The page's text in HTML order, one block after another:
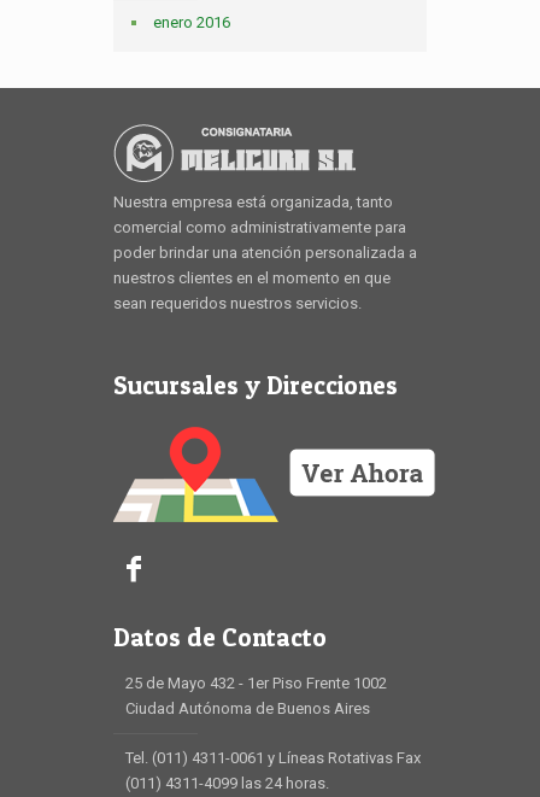
enero 2016
Nuestra empresa está organizada, tanto
comercial como administrativamente para
poder brindar una atención personalizada a
nuestros clientes en el momento en que
sean requeridos nuestros servicios.
Sucursales y Direcciones
Datos de Contacto
25 de Mayo 432 - 1er Piso Frente 1002
Ciudad Autónoma de Buenos Aires
Tel. (011) 4311-0061 y Líneas Rotativas Fax
(011) 4311-4099 las 24 horas.